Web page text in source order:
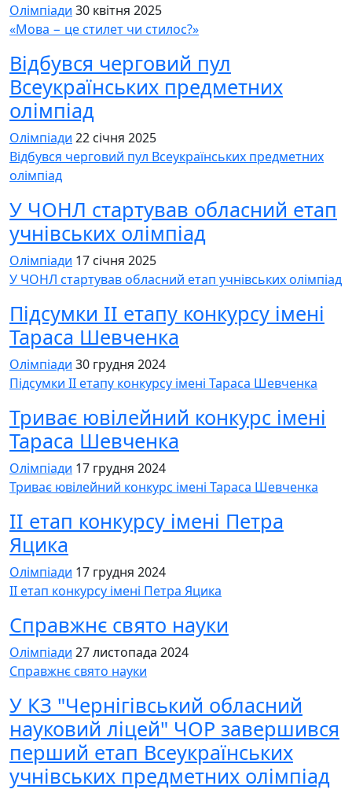
Олімпіади 30 квітня 2025
«Мова − це стилет чи стилос?»
Відбувся черговий пул
Всеукраїнських предметних
олімпіад
Олімпіади 22 січня 2025
Відбувся черговий пул Всеукраїнських предметних
олімпіад
У ЧОНЛ стартував обласний етап
учнівських олімпіад
Олімпіади 17 січня 2025
У ЧОНЛ стартував обласний етап учнівських олімпіад
Підсумки ІІ етапу конкурсу імені
Тараса Шевченка
Олімпіади 30 грудня 2024
Підсумки ІІ етапу конкурсу імені Тараса Шевченка
Триває ювілейний конкурс імені
Тараса Шевченка
Олімпіади 17 грудня 2024
Триває ювілейний конкурс імені Тараса Шевченка
ІІ етап конкурсу імені Петра
Яцика
Олімпіади 17 грудня 2024
ІІ етап конкурсу імені Петра Яцика
Cправжнє свято науки
Олімпіади 27 листопада 2024
Cправжнє свято науки
У КЗ "Чернігівський обласний
науковий ліцей" ЧОР завершився
перший етап Всеукраїнських
учнівських предметних олімпіад